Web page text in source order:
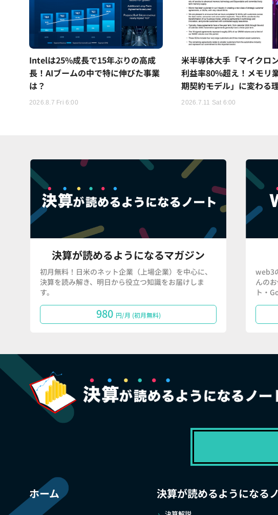
Intelは25%成長で15年ぶりの高成
長！AIブームの中で特に伸びた事業
は？
2026.8.7 Fri 6:00
米半導体大手「マイクロ
利益率80%超え！メモリ
期契約モデル」に変わる
2026.7.11 Sat 6:00
決算が読めるようになるマガジン
初月無料！日米のネット企業（上場企業）を中心に、
決算を読み解き、明日から役立つ知識をお届けしま
す。
980 円/月 (初月無料)
web3
んの
ト・
ホーム 決算が読めるようになる